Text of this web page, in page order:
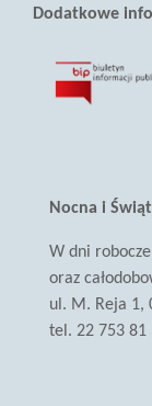
Dodatkowe
Nocna i
W dni
oraz
ul. M. Reja 1,
tel. 22 753 81